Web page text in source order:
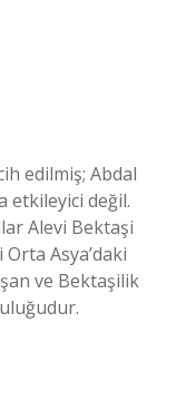
edilmiş; Abdal
etkileyici değil.
Alevi Bektaşi
Asya’daki
ve Bektaşilik